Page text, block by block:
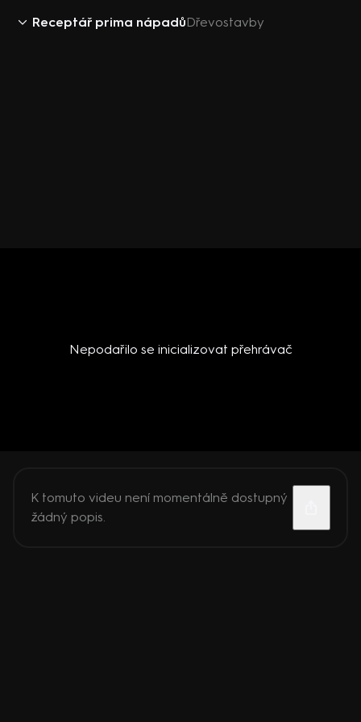
Receptář prima nápadůDřevostavby
Nepodařilo se inicializovat přehrávač
K tomuto videu není momentálně dostupný
žádný popis.